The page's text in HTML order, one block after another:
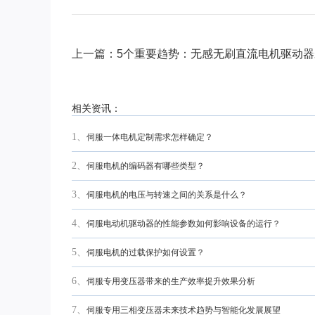
上一篇：5个重要趋势：无感无刷直流电机驱动
相关资讯：
1、 伺服一体电机定制需求怎样确定？
2、 伺服电机的编码器有哪些类型？
3、 伺服电机的电压与转速之间的关系是什么？
4、 伺服电动机驱动器的性能参数如何影响设备的运行？
5、 伺服电机的过载保护如何设置？
6、 伺服专用变压器带来的生产效率提升效果分析
7、 伺服专用三相变压器未来技术趋势与智能化发展展望